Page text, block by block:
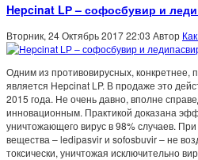
Hepcinat LР – софосбувир и
Вторник, 24 Октябрь 2017 22:03 Автор
Одним из противовирусных, конкретнее,
является Hepcinat LP. В продаже это
2015 года. Не очень давно, вполне
инновационным. Практикой доказана
уничтожающего вирус в 98% случаев.
вещества – ledipasvir и sofosbuvir – не
токсически, уничтожая исключительно